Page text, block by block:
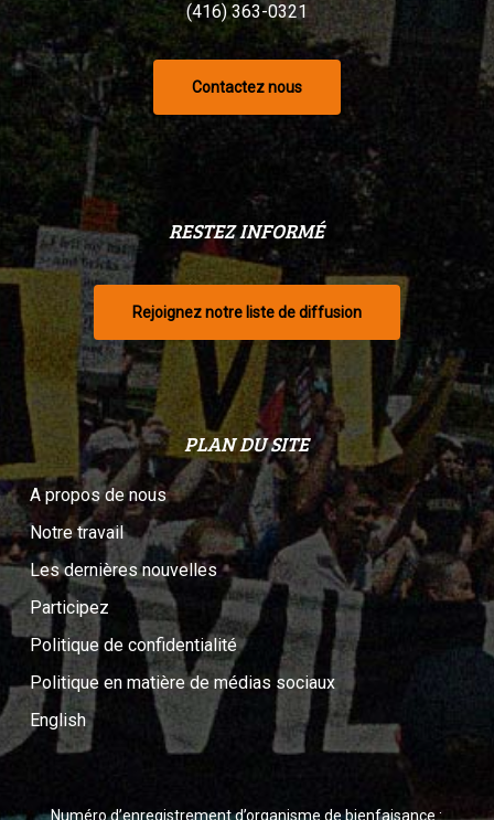
(416) 363-0321
Contactez nous
RESTEZ INFORMÉ
Rejoignez notre liste de diffusion
PLAN DU SITE
A propos de nous
Notre travail
Les dernières nouvelles
Participez
Politique de confidentialité
Politique en matière de médias sociaux
English
Numéro d’enregistrement d’organisme de bienfaisance :